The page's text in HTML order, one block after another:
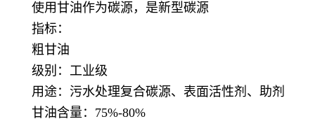
使用甘油作为碳源，是新型碳源
指标：
粗甘油
级别：工业级
用途：污水处理复合碳源、表面活性剂、助剂
甘油含量：75%-80%